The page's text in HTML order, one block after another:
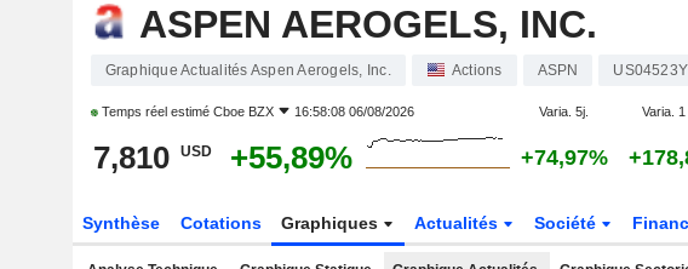
ASPEN AEROGELS, INC.
Graphique Actualités Aspen Aerogels, Inc. Actions ASPN
Temps réel estimé Cboe BZX 16:58:08 06/08/2026 Varia. 5j. Varia. 1
7,810 USD +55,89% +74,97%
Synthèse Cotations Graphiques Actualités Société